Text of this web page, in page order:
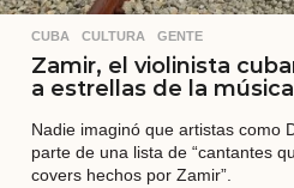
CUBA ,CULTURA ,GENTE
Zamir, el violinista
a estrellas de la
Nadie imaginó que artistas como
parte de una lista de “cantantes
covers hechos por Zamir”.